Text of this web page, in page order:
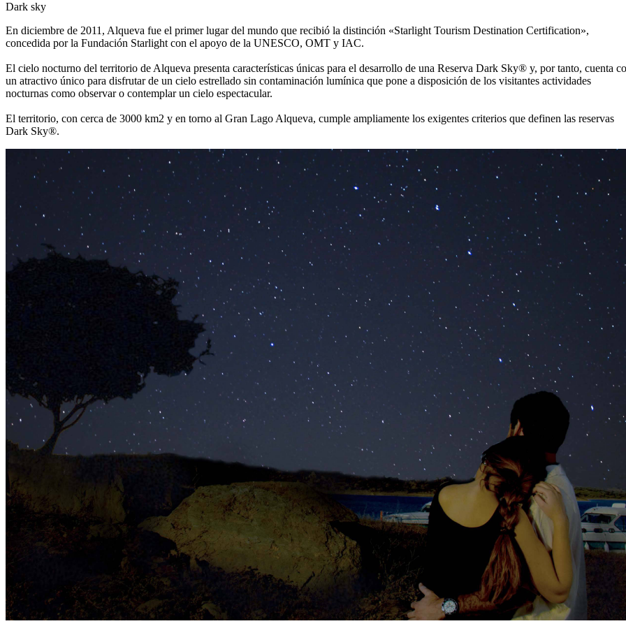
Dark sky
En diciembre de 2011, Alqueva fue el primer lugar del mundo que recibió la distinción «Starlight Tourism Destination Certification»,
concedida por la Fundación Starlight con el apoyo de la UNESCO, OMT y IAC.
El cielo nocturno del territorio de Alqueva presenta características únicas para el desarrollo de una Reserva Dark Sky® y, por tanto, cuenta
un atractivo único para disfrutar de un cielo estrellado sin contaminación lumínica que pone a disposición de los visitantes actividades
nocturnas como observar o contemplar un cielo espectacular.
El territorio, con cerca de 3000 km2 y en torno al Gran Lago Alqueva, cumple ampliamente los exigentes criterios que definen las reservas
Dark Sky®.